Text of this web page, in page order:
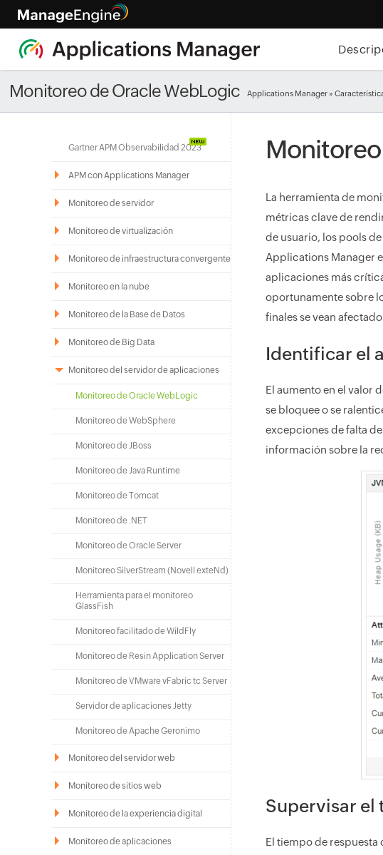
Monitoreo de Oracle WebLogic Applications Manager »
Gartner APM Observabilidad 2023
APM con Applications Manager
Monitoreo de servidor
Monitoreo de virtualización
Monitoreo de infraestructura convergente
Monitoreo en la nube
Monitoreo de la Base de Datos
Monitoreo de Big Data
Monitoreo del servidor de aplicaciones
Monitoreo de Oracle WebLogic
Monitoreo de WebSphere
Monitoreo de JBoss
Monitoreo de Java Runtime
Monitoreo de Tomcat
Monitoreo de .NET
Monitoreo de Oracle Server
Monitoreo SilverStream (Novell exteNd)
Herramienta para el monitoreo
GlassFish
Monitoreo facilitado de WildFly
Monitoreo de Resin Application Server
Monitoreo de VMware vFabric tc Server
Servidor de aplicaciones Jetty
Monitoreo de Apache Geronimo
Monitoreo del servidor web
Monitoreo de sitios web
Monitoreo de la experiencia digital
Monitoreo de aplicaciones
La herramienta de
métricas clave de
de usuario, los pools
Applications Manager
aplicaciones más
oportunamente sobre
finales se vean
Identificar el
El aumento en el valor
se bloquee o se
excepciones de falta
información sobre la
Supervisar el
El tiempo de